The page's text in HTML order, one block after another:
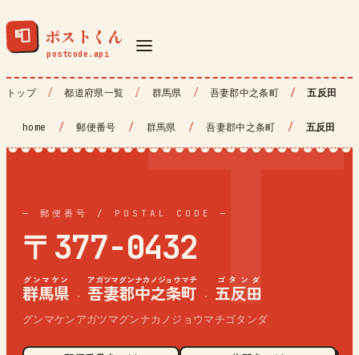
📮 ポストくん
トップ 都道府県一覧 群馬県 吾妻郡中之条町 五反田
home / 郵便番号 / 群馬県 / 吾妻郡中之条町 / 五反田
— 郵便番号 / POSTAL CODE —
〒377-0432
群馬県
グンマケン
· 吾妻郡中之条町
アガツマグンナカノジョウマチ
· 五反田
ゴタンダ
グンマケンアガツマグンナカノジョウマチゴタンダ